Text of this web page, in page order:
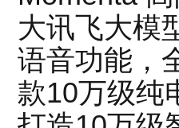
大讯飞大模
语音功能，
款10万级纯